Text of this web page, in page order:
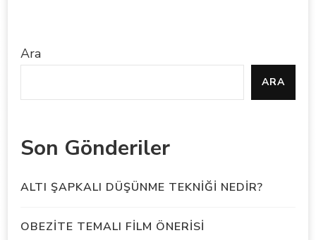
Ara
ARA
Son Gönderiler
ALTI ŞAPKALI DÜŞÜNME TEKNİĞİ NEDİR?
OBEZİTE TEMALI FİLM ÖNERİSİ